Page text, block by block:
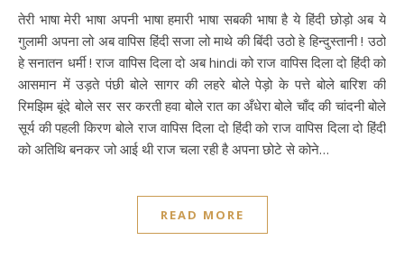
तेरी भाषा मेरी भाषा अपनी भाषा हमारी भाषा सबकी भाषा है ये हिंदी छोड़ो अब ये
गुलामी अपना लो अब वापिस हिंदी सजा लो माथे की बिंदी उठो हे हिन्दुस्तानी ! उठो
हे सनातन धर्मी ! राज वापिस दिला दो अब hindi को राज वापिस दिला दो हिंदी को
आसमान में उड़ते पंछी बोले सागर की लहरे बोले पेड़ो के पत्ते बोले बारिश की
रिमझिम बूंदे बोले सर सर करती हवा बोले रात का अँधेरा बोले चाँद की चांदनी बोले
सूर्य की पहली किरण बोले राज वापिस दिला दो हिंदी को राज वापिस दिला दो हिंदी
को अतिथि बनकर जो आई थी राज चला रही है अपना छोटे से कोने…
READ MORE